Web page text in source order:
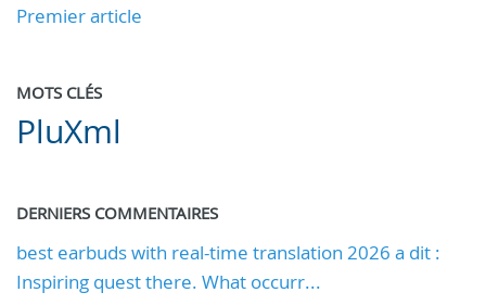
Premier article
MOTS CLÉS
PluXml
DERNIERS COMMENTAIRES
best earbuds with real-time translation 2026 a dit :
Inspiring quest there. What occurr...